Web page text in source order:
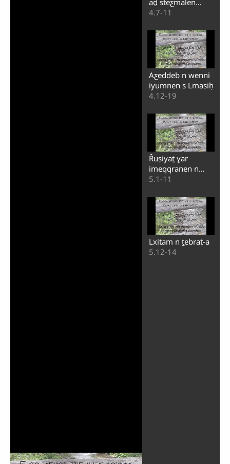
aḏ steƹmalen
lqudraṯ nsen
4.7-11
Aƹeddeb n wenni
iyumnen s Lmasiḥ
4.12-19
Ȓuṣiyaṯ ɣar
imeqqranen n
ṯjumaƹ n
5.1-11
Lxitam n ṯebrat-a
5.12-14